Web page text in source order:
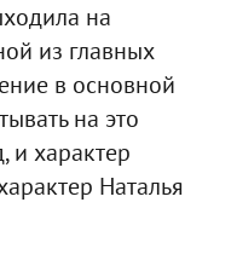
на
из главных
в основной
на это
и характер
Наталья